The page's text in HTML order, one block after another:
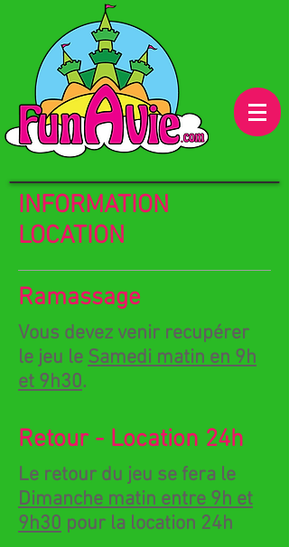
INFORMATION
LOCATION
Ramassage
Vous devez venir recupérer
le jeu le Samedi matin en 9h
et 9h30.
Retour - Location 24h
Le retour du jeu se fera le
Dimanche matin entre 9h et
9h30 pour la location 24h